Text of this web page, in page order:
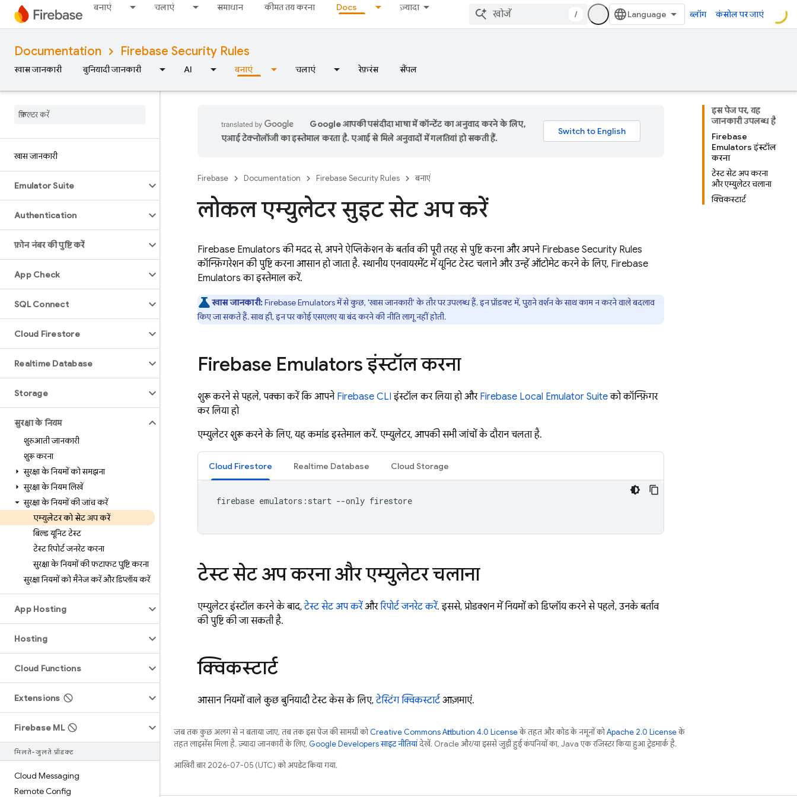
बनाएं चलाएं समाधान कीमत तय करना Docs ज़्यादा
/ ब्लॉग कंसोल पर जाएं
Documentation Firebase Security Rules
खास जानकारी बुनियादी जानकारी AI बनाएं चलाएं रेफ़रंस सैंपल
खास जानकारी
Emulator Suite
Authentication
फ़ोन नंबर की पुष्टि करें
App Check
SQL Connect
Cloud Firestore
Realtime Database
Storage
सुरक्षा के नियम
शुरुआती जानकारी
शुरू करना
सुरक्षा के नियमों को समझना
सुरक्षा के नियम लिखें
सुरक्षा के नियमों की जांच करें
एम्युलेटर को सेट अप करें
बिल्ड यूनिट टेस्ट
टेस्ट रिपोर्ट जनरेट करना
सुरक्षा के नियमों की फटाफट पुष्टि करना
सुरक्षा नियमों को मैनेज करें और डिप्लॉय करें
App Hosting
Hosting
Cloud Functions
Extensions
Firebase ML
मिलते-जुलते प्रॉडक्ट
Cloud Messaging
Remote Config
इस पेज पर, यह
जानकारी उपलब्ध है
Firebase
Emulators इंस्टॉल
करना
टेस्ट सेट अप करना
और एम्युलेटर चलाना
क्विकस्टार्ट
Google आपकी पसंदीदा भाषा में कॉन्टेंट का अनुवाद करने के लिए,
एआई टेक्नोलॉजी का इस्तेमाल करता है. एआई से मिले अनुवादों में गलतियां हो सकती हैं.
Firebase Documentation Firebase Security Rules बनाएं
लोकल एम्युलेटर सुइट सेट अप करें
Firebase Emulators की मदद से, अपने ऐप्लिकेशन के बर्ताव की पूरी तरह से पुष्टि करना और अपने Firebase Security Rules
कॉन्फ़िगरेशन की पुष्टि करना आसान हो जाता है. स्थानीय एनवायरमेंट में यूनिट टेस्ट चलाने और उन्हें ऑटोमेट करने के लिए, Firebase
Emulators का इस्तेमाल करें.
खास जानकारी:Firebase Emulators में से कुछ, 'खास जानकारी' के तौर पर उपलब्ध हैं. इन प्रॉडक्ट में, पुराने वर्शन के साथ काम न करने वाले बदलाव
किए जा सकते हैं. साथ ही, इन पर कोई एसएलए या बंद करने की नीति लागू नहीं होती.
Firebase Emulators इंस्टॉल करना
शुरू करने से पहले, पक्का करें कि आपने Firebase CLI इंस्टॉल कर लिया हो और Firebase Local Emulator Suiteको कॉन्फ़िगर
कर लिया हो
एम्युलेटर शुरू करने के लिए, यह कमांड इस्तेमाल करें. एम्युलेटर, आपकी सभी जांचों के दौरान चलता है.
Cloud Firestore Realtime Database Cloud Storage
firebase emulators:start --only firestore
टेस्ट सेट अप करना और एम्युलेटर चलाना
एम्युलेटर इंस्टॉल करने के बाद,टेस्ट सेट अप करेंऔररिपोर्ट जनरेट करें. इससे, प्रोडक्शन में नियमों को डिप्लॉय करने से पहले, उनके बर्ताव
की पुष्टि की जा सकती है.
क्विकस्टार्ट
आसान नियमों वाले कुछ बुनियादी टेस्ट केस के लिए,टेस्टिंग क्विकस्टार्टआज़माएं.
जब तक कुछ अलग से न बताया जाए, तब तक इस पेज की सामग्री कोCreative Commons Attribution 4.0 Licenseके तहत और कोड के नमूनों कोApache 2.0 Licenseके
तहत लाइसेंस मिला है. ज़्यादा जानकारी के लिए, Google Developers साइट नीतियांदेखें. Oracle और/या इससे जुड़ी हुई कंपनियों का, Java एक रजिस्टर किया हुआ ट्रेडमार्क है.
आखिरी बार 2026-07-05 (UTC) को अपडेट किया गया.